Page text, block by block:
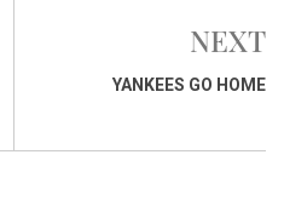
NEXT
YANKEES GO HOME